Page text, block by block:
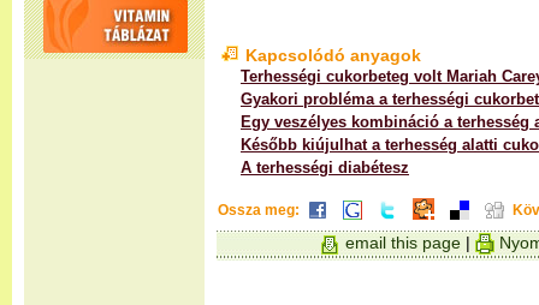
Kapcsolódó anyagok
Terhességi cukorbeteg volt Mariah
Gyakori probléma a terhességi
Egy veszélyes kombináció a terhesség
Később kiújulhat a terhesség alatti
A terhességi diabétesz
Ossza meg:
email this page |